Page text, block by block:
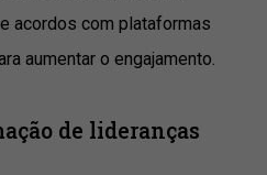
acordos com plataformas
aumentar o engajamento.
de lideranças